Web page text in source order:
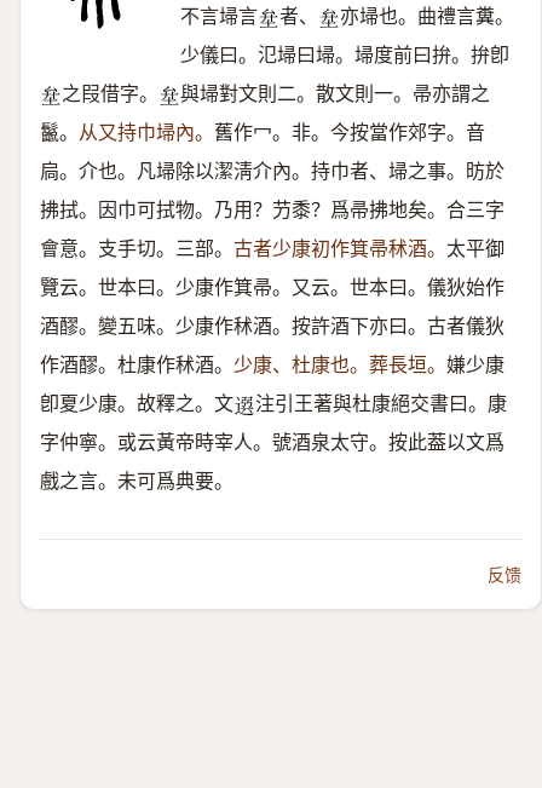
不言埽言𡊅 者、 𡊅 亦埽也。曲禮言糞。
少儀曰。氾埽曰埽。埽度前曰拚。拚卽
𡊅 之叚借字。 𡊅 與埽對文則二。散文則一。帚亦謂之
鬣。 从又持巾埽內。 舊作冖。非。今按當作郊字。音
扃。介也。凡埽除以潔淸介內。持巾者、埽之事。昉於
拂拭。因巾可拭物。乃用？芀黍？爲帚拂地矣。合三字
會意。支手切。三部。 古者少康初作箕帚秫酒。 太平御
覽云。世本曰。少康作箕帚。又云。世本曰。儀狄始作
酒醪。變五味。少康作秫酒。按許酒下亦曰。古者儀狄
作酒醪。杜康作秫酒。 少康、杜康也。葬長垣。 嫌少康
卽夏少康。故釋之。文𨕖 注引王著與杜康絕交書曰。康
字仲寧。或云黃帝時宰人。號酒泉太守。按此葢以文爲
戲之言。未可爲典要。
反馈